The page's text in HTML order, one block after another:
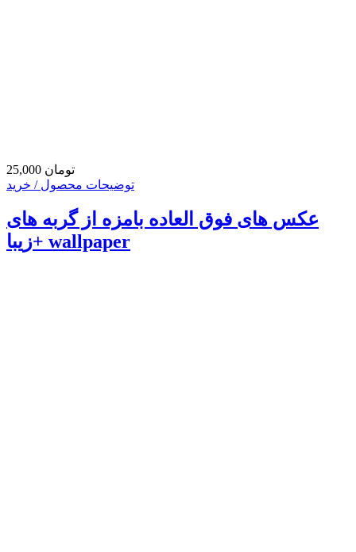
25,000 تومان
توضیحات محصول / خرید
عکس های فوق العاده بامزه از گربه های
زیبا+ wallpaper